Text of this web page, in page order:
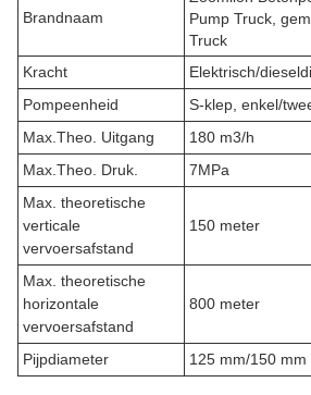
Brandnaam
Pump Truck,
Truck
Kracht
Elektrisch/
Pompeenheid
S-klep, enkel/
Max.Theo. Uitgang
180 m3/h
Max.Theo. Druk.
7MPa
Max. theoretische
verticale
vervoersafstand
150 meter
Max. theoretische
horizontale
vervoersafstand
800 meter
Pijpdiameter 125 mm/150 mm